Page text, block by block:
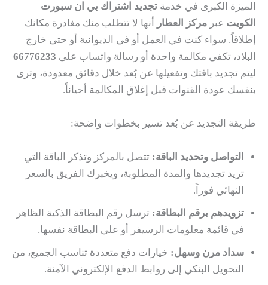
الميزة الكبرى في خدمة تجديد اشتراك بي ان سبورت
الكويت عبر مركز العطار
أنها لا تتطلب منك مغادرة مكانك
إطلاقاً. سواء كنت في العمل أو في الديوانية أو حتى خارج
البلاد، تكفي مكالمة واحدة أو رسالة واتساب على 66776233
ليتم تجديد باقتك وتفعيلها عن بُعد خلال دقائق معدودة، وترى
بنفسك عودة القنوات قبل إغلاق المكالمة أحياناً.
طريقة التجديد عن بُعد تسير بخطوات واضحة:
التواصل وتحديد الباقة: تتصل بالمركز وتذكر الباقة التي
تريد تجديدها والمدة المطلوبة، ويخبرك الفريق بالسعر
النهائي فوراً.
تزويدهم برقم البطاقة: ترسل رقم البطاقة الذكية الظاهر
في قائمة معلومات الرسيفر أو على البطاقة نفسها.
سداد مرن وسهل: خيارات دفع متعددة تناسب الجميع، من
التحويل البنكي إلى روابط الدفع الإلكتروني الآمنة.